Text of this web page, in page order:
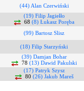
(44) Alan Czerwiński
(19) Filip Jagiełło
68 (8) Łukasz Poręba
(99) Bartosz Slisz
(18) Filip Starzyński
(39) Damjan Bohar
78 (13) Dawid Pakulski
(17) Patryk Szysz
80 (26) Jakub Mareš